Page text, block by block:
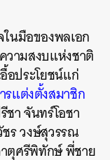
ในมือของพลเอก
วามสงบแห่งชาติ
อประโยชน์แก่
รแต่งตั้งสมาชิก
า จันทร์โอชา
ร วงษ์สุวรรณ
ตุศรีพิทักษ์ พี่ชาย